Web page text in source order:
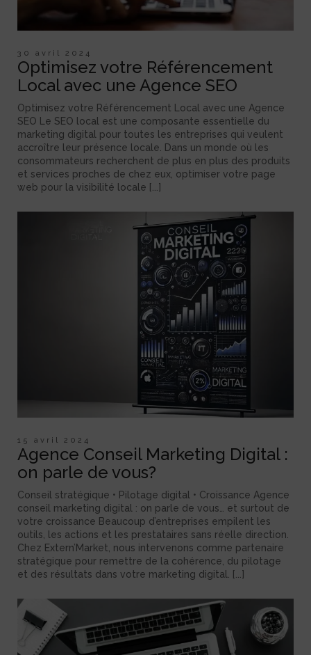
30 avril 2024
Optimisez votre Référencement
Local avec une Agence SEO
Optimisez votre Référencement Local avec une Agence
SEO Le SEO local est une composante essentielle du
marketing digital pour toutes les entreprises qui veulent
accroître leur présence locale. Dans un monde où les
consommateurs recherchent de plus en plus des produits
et services proches de chez eux, optimiser votre page
web pour la visibilité locale [...]
15 avril 2024
Agence Conseil Marketing Digital :
on parle de vous?
Conseil stratégique • Pilotage digital • Croissance Agence
conseil marketing digital : on parle de vous… et surtout de
votre croissance Beaucoup d’entreprises empilent les
outils, les actions et les prestataires sans réelle direction.
Chez Extern’Market, nous intervenons comme partenaire
stratégique pour remettre de la cohérence, du pilotage
et des résultats dans votre marketing digital. [...]